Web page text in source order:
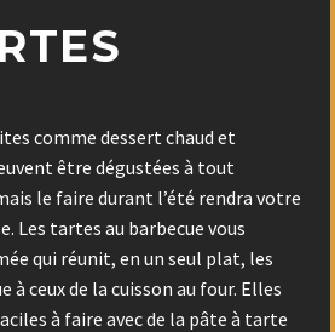
comme dessert chaud et
être dégustées à tout
le faire durant l’été rendra votre
Les tartes au barbecue vous
qui réunit, en un seul plat, les
à ceux de la cuisson au four. Elles
à faire avec de la pâte à tarte